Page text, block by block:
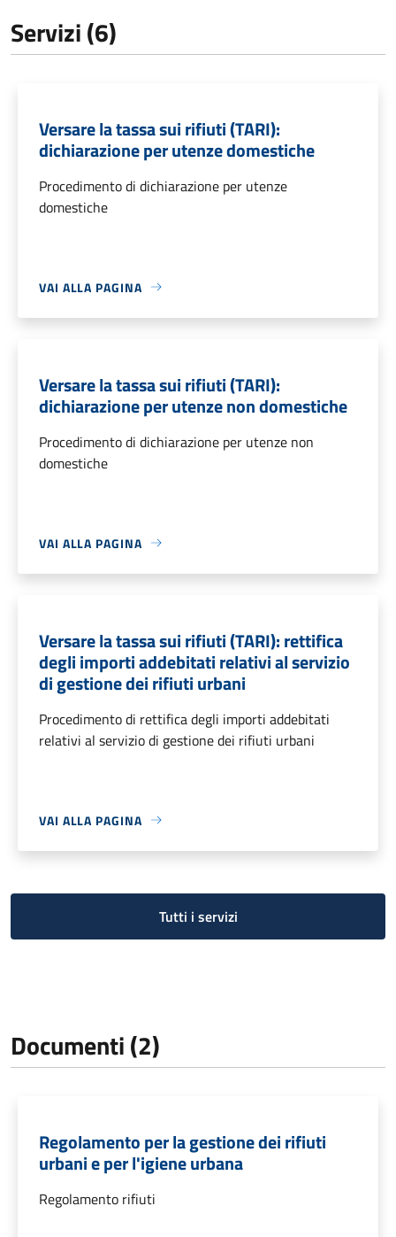
Servizi (6)
Versare la tassa sui rifiuti (TARI):
dichiarazione per utenze domestiche
Procedimento di dichiarazione per utenze
domestiche
VAI ALLA PAGINA
Versare la tassa sui rifiuti (TARI):
dichiarazione per utenze non domestiche
Procedimento di dichiarazione per utenze non
domestiche
VAI ALLA PAGINA
Versare la tassa sui rifiuti (TARI): rettifica
degli importi addebitati relativi al servizio
di gestione dei rifiuti urbani
Procedimento di rettifica degli importi addebitati
relativi al servizio di gestione dei rifiuti urbani
VAI ALLA PAGINA
Tutti i servizi
Documenti (2)
Regolamento per la gestione dei rifiuti
urbani e per l'igiene urbana
Regolamento rifiuti